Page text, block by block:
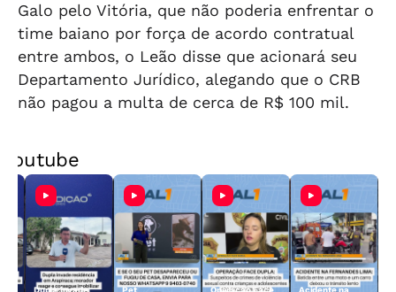
Galo pelo Vitória, que não poderia enfrentar o
time baiano por força de acordo contratual
entre ambos, o Leão disse que acionará seu
Departamento Jurídico, alegando que o CRB
não pagou a multa de cerca de R$ 100 mil.
Dupla invade
Pet
Operação Face
Acidente na